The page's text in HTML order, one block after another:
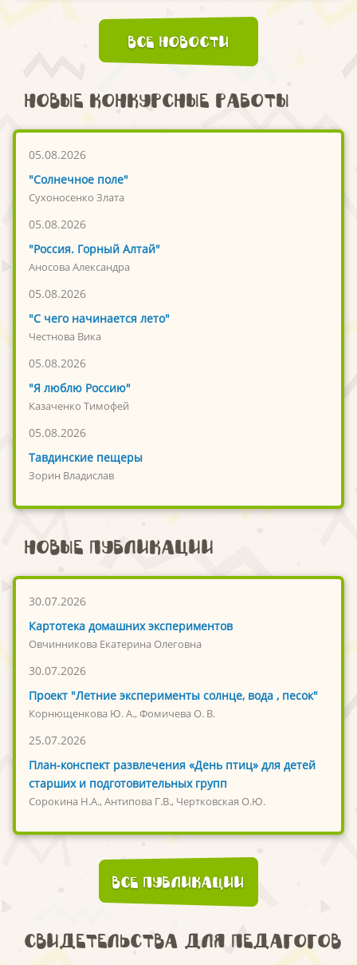
Все новости
Новые конкурсные работы
05.08.2026
"Солнечное поле"
Сухоносенко Злата
05.08.2026
"Россия. Горный Алтай"
Аносова Александра
05.08.2026
"С чего начинается лето"
Честнова Вика
05.08.2026
"Я люблю Россию"
Казаченко Тимофей
05.08.2026
Тавдинские пещеры
Зорин Владислав
Новые публикации
30.07.2026
Картотека домашних экспериментов
Овчинникова Екатерина Олеговна
30.07.2026
Проект "Летние эксперименты солнце, вода , песок"
Корнющенкова Ю. А., Фомичева О. В.
25.07.2026
План-конспект развлечения «День птиц» для детей
старших и подготовительных групп
Сорокина Н.А., Антипова Г.В., Чертковская О.Ю.
Все публикации
Свидетельства для педагогов